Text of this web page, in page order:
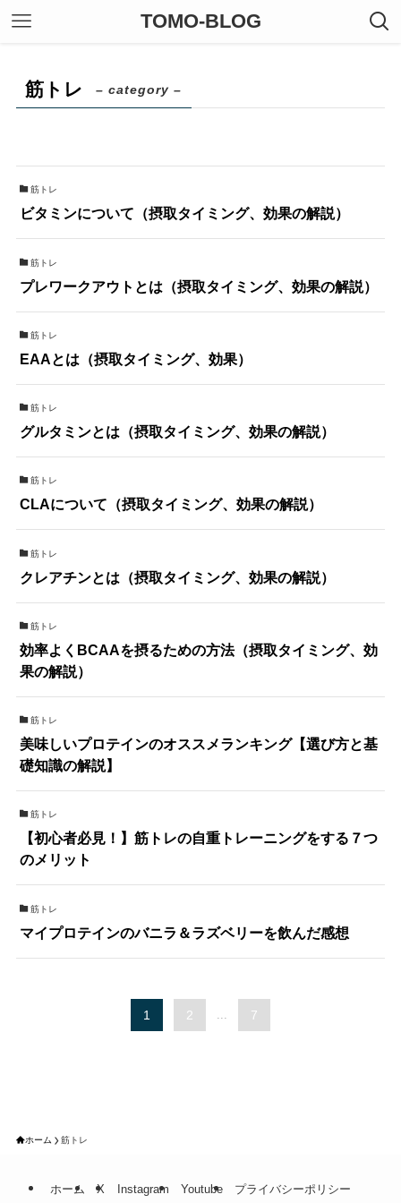
TOMO-BLOG
筋トレ – category –
筋トレ
ビタミンについて（摂取タイミング、効果の解説）
筋トレ
プレワークアウトとは（摂取タイミング、効果の解説）
筋トレ
EAAとは（摂取タイミング、効果）
筋トレ
グルタミンとは（摂取タイミング、効果の解説）
筋トレ
CLAについて（摂取タイミング、効果の解説）
筋トレ
クレアチンとは（摂取タイミング、効果の解説）
筋トレ
効率よくBCAAを摂るための方法（摂取タイミング、効
果の解説）
筋トレ
美味しいプロテインのオススメランキング【選び方と基
礎知識の解説】
筋トレ
【初心者必見！】筋トレの自重トレーニングをする７つ
のメリット
筋トレ
マイプロテインのバニラ＆ラズベリーを飲んだ感想
1 2 7
ホーム 筋トレ
ホーム X Instagram Youtube プライバシーポリシー